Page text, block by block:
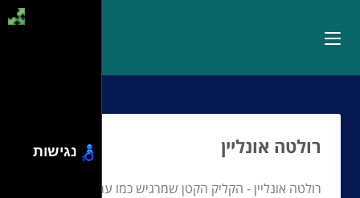
רולטה אונליין
רולטה אונליין - הקליק הקטן שמרגיש כמו ערב גדול
נגישות